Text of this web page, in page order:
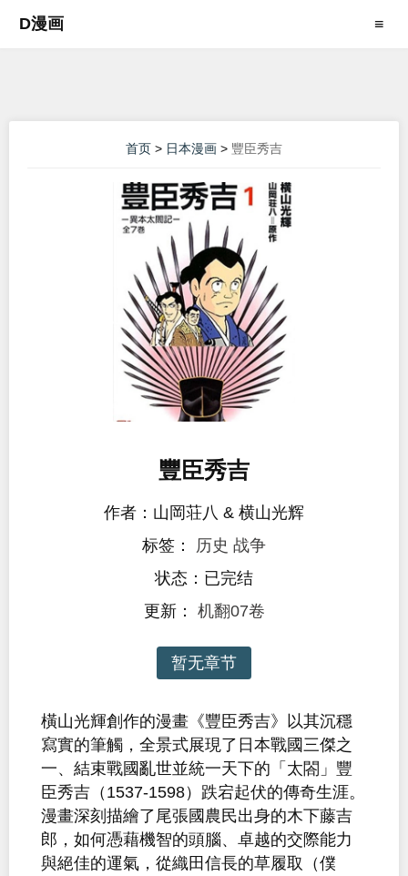
D漫画 ≡
首页 > 日本漫画 > 豐臣秀吉
豐臣秀吉
作者：山岡荘八 & 横山光辉
标签： 历史 战争
状态：已完结
更新： 机翻07卷
暂无章节
橫山光輝創作的漫畫《豐臣秀吉》以其沉穩
寫實的筆觸，全景式展現了日本戰國三傑之
一、結束戰國亂世並統一天下的「太閤」豐
臣秀吉（1537-1598）跌宕起伏的傳奇生涯。
漫畫深刻描繪了尾張國農民出身的木下藤吉
郎，如何憑藉機智的頭腦、卓越的交際能力
與絕佳的運氣，從織田信長的草履取（僕